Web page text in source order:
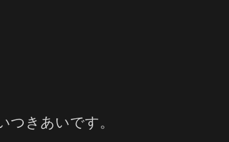
つきあいです。